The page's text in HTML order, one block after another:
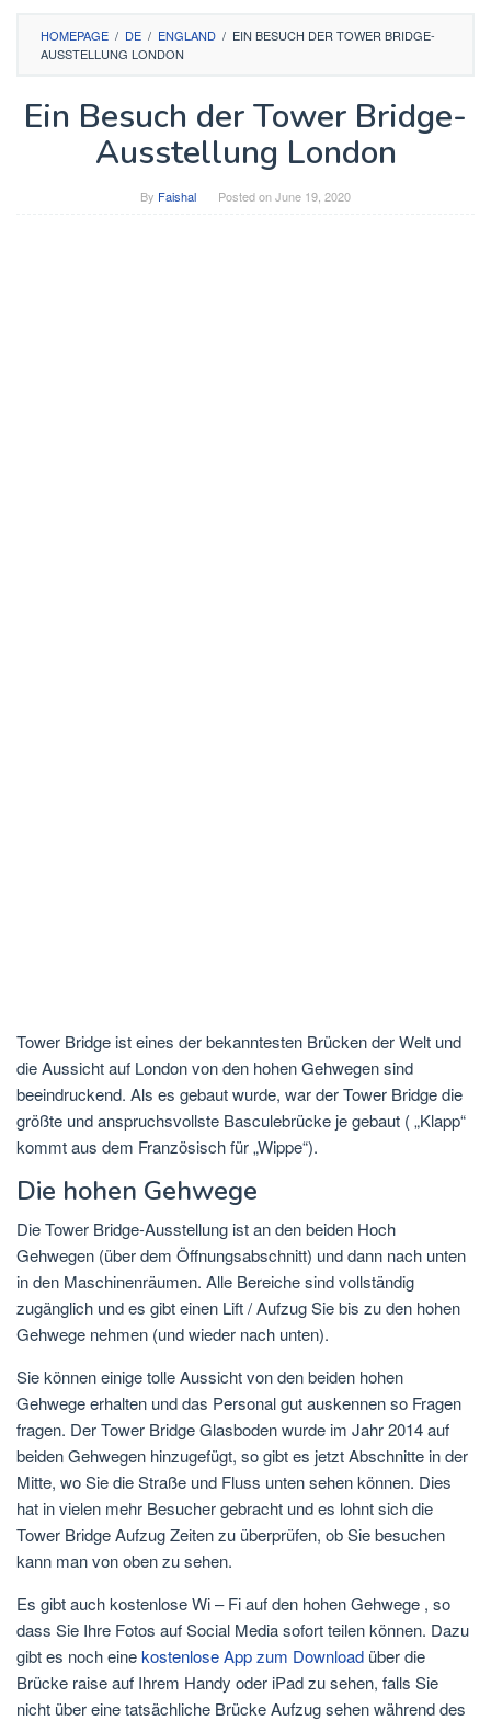
HOMEPAGE / DE / ENGLAND / EIN BESUCH DER TOWER BRIDGE-
AUSSTELLUNG LONDON
Ein Besuch der Tower Bridge-
Ausstellung London
By Faishal Posted onJune 19, 2020
Tower Bridge ist eines der bekanntesten Brücken der Welt und
die Aussicht auf London von den hohen Gehwegen sind
beeindruckend. Als es gebaut wurde, war der Tower Bridge die
größte und anspruchsvollste Basculebrücke je gebaut ( „Klapp“
kommt aus dem Französisch für „Wippe“).
Die hohen Gehwege
Die Tower Bridge-Ausstellung ist an den beiden Hoch
Gehwegen (über dem Öffnungsabschnitt) und dann nach unten
in den Maschinenräumen. Alle Bereiche sind vollständig
zugänglich und es gibt einen Lift / Aufzug Sie bis zu den hohen
Gehwege nehmen (und wieder nach unten).
Sie können einige tolle Aussicht von den beiden hohen
Gehwege erhalten und das Personal gut auskennen so Fragen
fragen. Der Tower Bridge Glasboden wurde im Jahr 2014 auf
beiden Gehwegen hinzugefügt, so gibt es jetzt Abschnitte in der
Mitte, wo Sie die Straße und Fluss unten sehen können. Dies
hat in vielen mehr Besucher gebracht und es lohnt sich die
Tower Bridge Aufzug Zeiten zu überprüfen, ob Sie besuchen
kann man von oben zu sehen.
Es gibt auch kostenlose Wi – Fi auf den hohen Gehwege , so
dass Sie Ihre Fotos auf Social Media sofort teilen können. Dazu
gibt es noch einekostenlose App zum Download über die
Brücke raise auf Ihrem Handy oder iPad zu sehen, falls Sie
nicht über eine tatsächliche Brücke Aufzug sehen während des